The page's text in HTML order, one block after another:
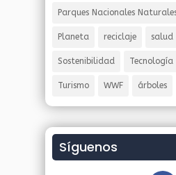
Parques Nacionales
Planeta reciclaje salud
Sostenibilidad Tecnología
Turismo WWF árboles
Síguenos